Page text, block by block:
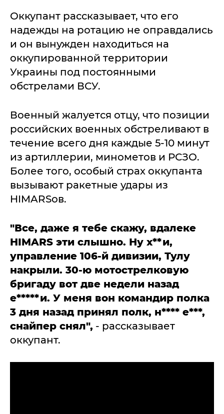
Оккупант рассказывает, что его
надежды на ротацию не оправдались
и он вынужден находиться на
оккупированной территории
Украины под постоянными
обстрелами ВСУ.
Военный жалуется отцу, что позиции
российских военных обстреливают в
течение всего дня каждые 5-10 минут
из артиллерии, минометов и РСЗО.
Более того, особый страх оккупанта
вызывают ракетные удары из
HIMARSов.
"Все, даже я тебе скажу, вдалеке
HIMARS эти слышно. Ну х**и,
управление 106-й дивизии, Тулу
накрыли. 30-ю мотострелковую
бригаду вот две недели назад
е*****и. У меня вон командир полка
3 дня назад принял полк, н**** е***,
снайпер снял", - рассказывает
оккупант.